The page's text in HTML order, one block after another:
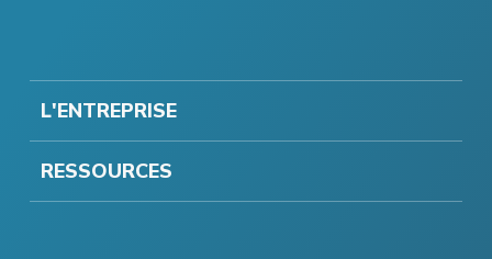
L'ENTREPRISE
RESSOURCES